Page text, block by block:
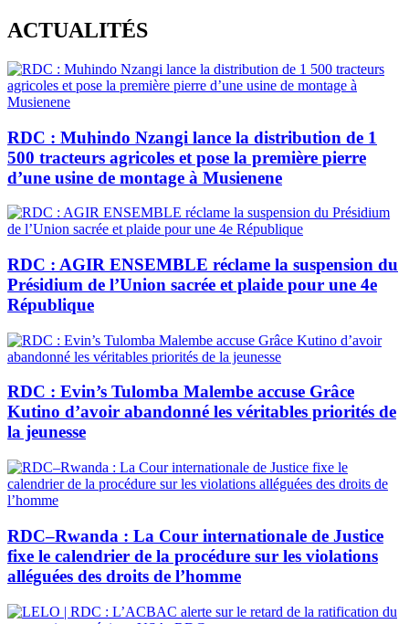
Skip
to
content
ACTUALITÉS
RDC : Muhindo Nzangi lance la distribution de 1
500 tracteurs agricoles et pose la première pierre
d’une usine de montage à Musienene
RDC : AGIR ENSEMBLE réclame la suspension du
Présidium de l’Union sacrée et plaide pour une 4e
République
RDC : Evin’s Tulomba Malembe accuse Grâce
Kutino d’avoir abandonné les véritables priorités de
la jeunesse
RDC–Rwanda : La Cour internationale de Justice
fixe le calendrier de la procédure sur les violations
alléguées des droits de l’homme